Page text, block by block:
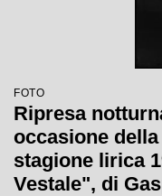
FOTO
Ripresa
occasione
stagione lirica
Vestale", di